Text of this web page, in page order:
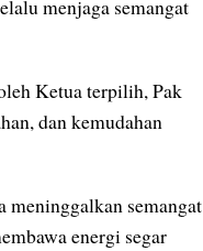
menjaga semangat
Ketua terpilih, Pak
dan kemudahan
semangat
energi segar